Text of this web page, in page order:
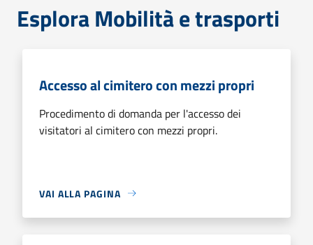
Esplora Mobilità e trasporti
Accesso al cimitero con mezzi propri
Procedimento di domanda per l'accesso dei
visitatori al cimitero con mezzi propri.
VAI ALLA PAGINA